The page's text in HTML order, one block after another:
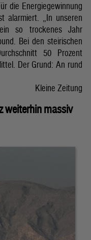
die Energiegewinnung
alarmiert. „In unseren
so trockenes Jahr
Bei den steirischen
50 Prozent
Der Grund: An rund
Kleine Zeitung
weiterhin massiv